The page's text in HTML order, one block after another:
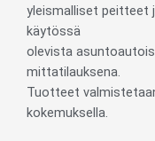
yleismalliset peitteet
käytössä
olevista
mittatilauksena.
Tuotteet
kokemuksella.